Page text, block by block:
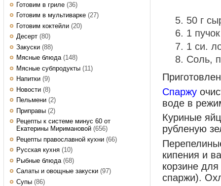
Готовим в гриле (36)
Готовим в мультиварке (27)
Готовим коктейли (20)
Десерт (80)
Закуски (88)
Мясные блюда(148)
Мясные субпродукты (11)
Напитки (9)
Новости (8)
Пельмени (2)
Приправы (2)
Рецепты к системе минус 60 от
Екатерины Миримановой (656)
Рецепты православной кухни (66)
Русская кухня (10)
Рыбные блюда (68)
Салаты и овощные закуски (97)
Супы (86)
50 г
1
1 си.
Соль,
Спаржу
воде в
Куриные
рубленую
кипения и
корзине
спаржи).